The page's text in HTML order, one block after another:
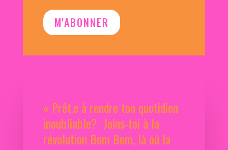
M'ABONNER
LA PSYCHOLOGIE
« Prêt.e à rendre ton quotidien
inoubliable? Joins-toi à la
révolution Bom Bom, là où la